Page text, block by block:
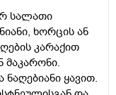
სალათი
ხორცის ან
კარაქით
მაკარონი.
ყავით.